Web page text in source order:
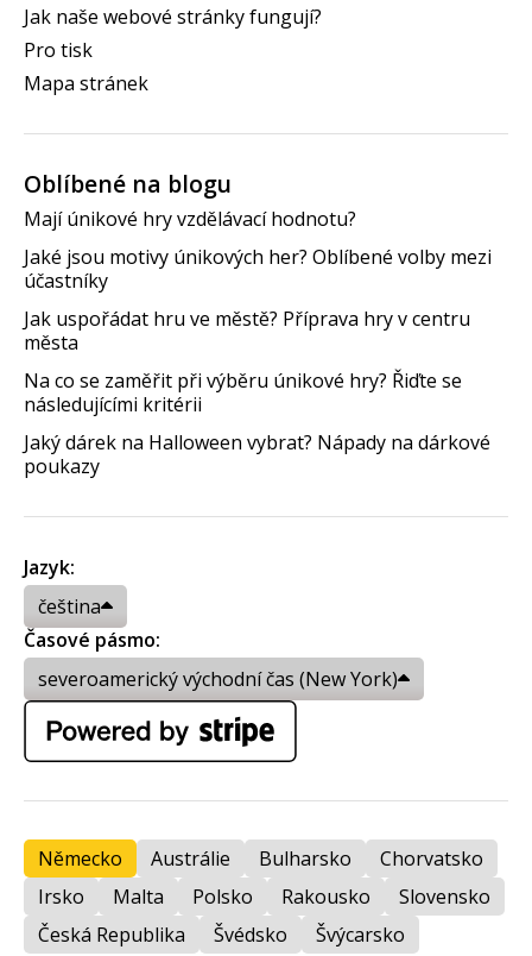
Jak naše webové stránky fungují?
Pro tisk
Mapa stránek
Oblíbené na blogu
Mají únikové hry vzdělávací hodnotu?
Jaké jsou motivy únikových her? Oblíbené volby mezi
účastníky
Jak uspořádat hru ve městě? Příprava hry v centru
města
Na co se zaměřit při výběru únikové hry? Řiďte se
následujícími kritérii
Jaký dárek na Halloween vybrat? Nápady na dárkové
poukazy
Jazyk:
čeština
Časové pásmo:
severoamerický východní čas (New York)
Německo Austrálie Bulharsko
Chorvatsko
Irsko
Malta Polsko Rakousko
Slovensko
Česká Republika
Švédsko Švýcarsko